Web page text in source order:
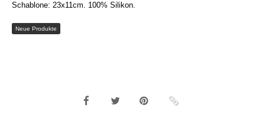
Schablone: 23x11cm. 100% Silikon.
Neue Produkte